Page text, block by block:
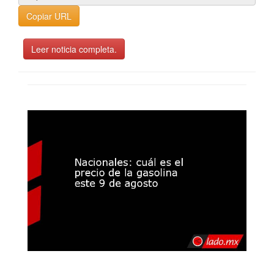
Copiar URL
Leer noticia completa.